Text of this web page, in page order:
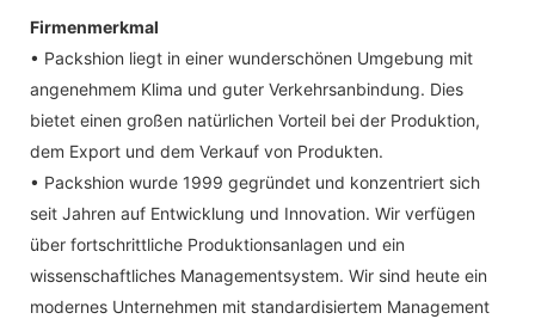
Firmenmerkmal
• Packshion liegt in einer wunderschönen Umgebung mit
angenehmem Klima und guter Verkehrsanbindung. Dies
bietet einen großen natürlichen Vorteil bei der Produktion,
dem Export und dem Verkauf von Produkten.
• Packshion wurde 1999 gegründet und konzentriert sich
seit Jahren auf Entwicklung und Innovation. Wir verfügen
über fortschrittliche Produktionsanlagen und ein
wissenschaftliches Managementsystem. Wir sind heute ein
modernes Unternehmen mit standardisiertem Management